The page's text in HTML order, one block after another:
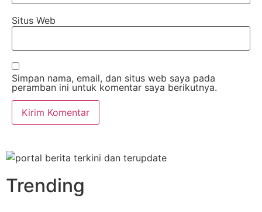
Situs Web
Simpan nama, email, dan situs web saya pada
peramban ini untuk komentar saya berikutnya.
Trending